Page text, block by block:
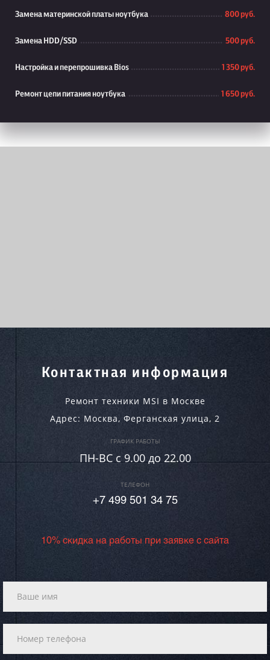
Замена материнской платы ноутбука 800 руб.
Замена HDD/SSD 500 руб.
Настройка и перепрошивка Bios 1 350 руб.
Ремонт цепи питания ноутбука 1 650 руб.
Контактная информация
Ремонт техники MSI в Москве
Адрес: Москва, Ферганская улица, 2
ГРАФИК РАБОТЫ
ПН-ВC c 9.00 до 22.00
ТЕЛЕФОН
+7 499 501 34 75
10% скидка на работы при заявке с сайта